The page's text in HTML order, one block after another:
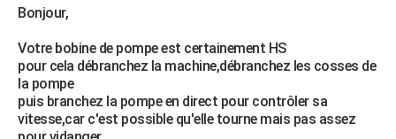
Bonjour,
Votre bobine de pompe est certainement HS
pour cela débranchez la machine,débranchez les cosses de
la pompe
puis branchez la pompe en direct pour contrôler sa
vitesse,car c'est possible qu'elle tourne mais pas assez